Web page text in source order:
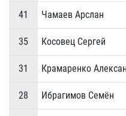
41 Чамаев Арслан
35 Косовец Сергей
31 Крамаренко
28 Ибрагимов Семён